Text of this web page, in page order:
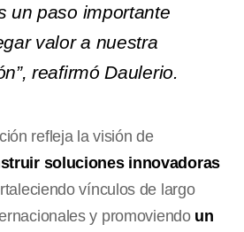
un paso importante
valor a nuestra
reafirmó Daulerio.
refleja la visión de
soluciones innovadoras
vínculos de largo
y promoviendo un